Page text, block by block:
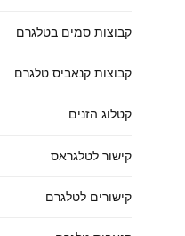
קבוצות סמים בטלגרם
קבוצות קנאביס טלגרם
קטלוג הזנים
קישור לטלגראס
קישורים לטלגרם